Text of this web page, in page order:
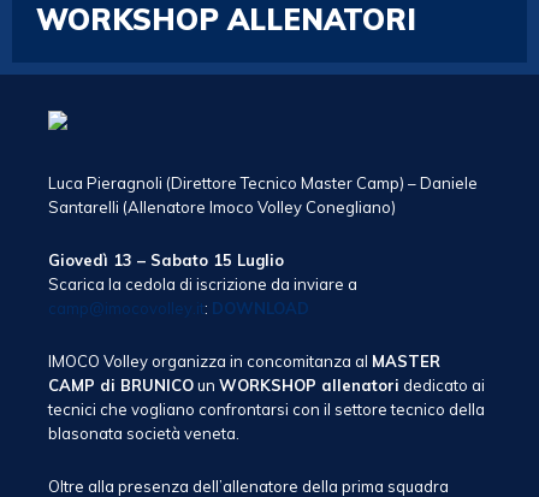
WORKSHOP ALLENATORI
Luca Pieragnoli (Direttore Tecnico Master Camp) – Daniele
Santarelli (Allenatore Imoco Volley Conegliano)
Giovedì 13 – Sabato 15 Luglio
Scarica la cedola di iscrizione da inviare a
camp@imocovolley.it: DOWNLOAD
IMOCO Volley organizza in concomitanza al MASTER
CAMP di BRUNICOun WORKSHOP allenatori dedicato ai
tecnici che vogliano confrontarsi con il settore tecnico della
blasonata società veneta.
Oltre alla presenza dell’allenatore della prima squadra